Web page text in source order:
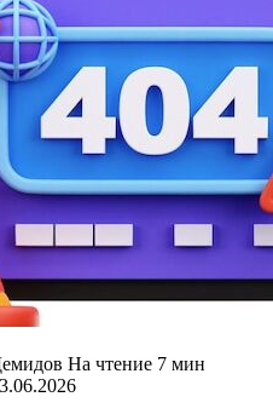
На чтение 7 мин